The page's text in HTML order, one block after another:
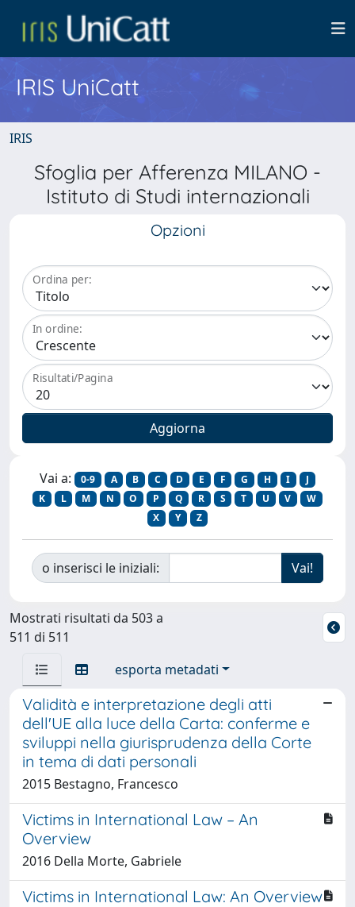
IRIS UniCatt
IRIS
Sfoglia per Afferenza MILANO -
Istituto di Studi internazionali
Opzioni
Ordina per:
In ordine:
Risultati/Pagina
Vai a: 0-9 A B C D E F G H I
J
K
L M N O P Q R S T U V
W
X
Y Z
o inserisci le iniziali:
Mostrati risultati da 503 a
511 di 511
esporta metadati
Validità e interpretazione degli atti
dell'UE alla luce della Carta: conferme e
sviluppi nella giurisprudenza della Corte
in tema di dati personali
2015 Bestagno, Francesco
Victims in International Law – An
Overview
2016 Della Morte, Gabriele
Victims in International Law: An Overview